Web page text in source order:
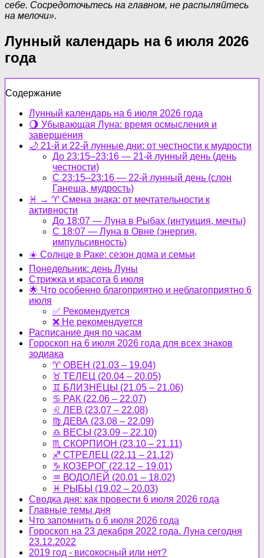
себе. Сосредоточьтесь на главном, не распыляйтесь
на мелочи».
Лунный календарь на 6 июля 2026
года
Содержание
Лунный календарь на 6 июля 2026 года
🌖 Убывающая Луна: время осмысления и
завершения
🌙 21-й и 22-й лунные дни: от честности к мудрости
До 23:15–23:16 — 21-й лунный день (день
честности)
С 23:15–23:16 — 22-й лунный день (слон
Ганеша, мудрость)
♓ → ♈ Смена знака: от мечтательности к
активности
До 18:07 — Луна в Рыбах (интуиция, мечты)
С 18:07 — Луна в Овне (энергия,
импульсивность)
☀️ Солнце в Раке: сезон дома и семьи
Понедельник: день Луны
Стрижка и красота 6 июля
🌟 Что особенно благоприятно и неблагоприятно 6
июля
✅ Рекомендуется
❌ Не рекомендуется
Расписание дня по часам
Гороскоп на 6 июля 2026 года для всех знаков
зодиака
♈ ОВЕН (21.03 – 19.04)
♉ ТЕЛЕЦ (20.04 – 20.05)
♊ БЛИЗНЕЦЫ (21.05 – 21.06)
♋ РАК (22.06 – 22.07)
♌ ЛЕВ (23.07 – 22.08)
♍ ДЕВА (23.08 – 22.09)
♎ ВЕСЫ (23.09 – 22.10)
♏ СКОРПИОН (23.10 – 21.11)
♐ СТРЕЛЕЦ (22.11 – 21.12)
♑ КОЗЕРОГ (22.12 – 19.01)
♒ ВОДОЛЕЙ (20.01 – 18.02)
♓ РЫБЫ (19.02 – 20.03)
Сводка дня: как провести 6 июля 2026 года
Главные темы дня
Что запомнить о 6 июля 2026 года
Гороскоп на 23 декабря 2022 года. Луна сегодня
23.12.2022
2019 год - високосный или нет?